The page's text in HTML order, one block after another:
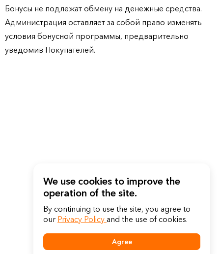
Бонусы не подлежат обмену на денежные средства.
Администрация оставляет за собой право изменять
условия бонусной программы, предварительно
уведомив Покупателей.
We use cookies to improve the
operation of the site.
By continuing to use the site, you agree to
our Privacy Policy and the use of cookies.
Agree